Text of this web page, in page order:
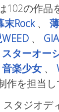
の作品
末Rock、
、
スターオー
音楽少女 、
を担当し
スタジオデ